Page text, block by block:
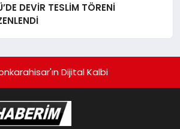
DEVİR TESLİM TÖRENİ
Dijital Kalbi